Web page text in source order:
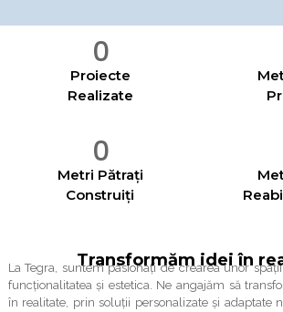
Proiecte
Realizate
0
Metri Pătrați
Construiți
0
Transformăm idei în
La Tegra, suntem pasionați de crearea unor
funcționalitatea și estetica. Ne angajăm să
în realitate, prin soluții personalizate și adaptate